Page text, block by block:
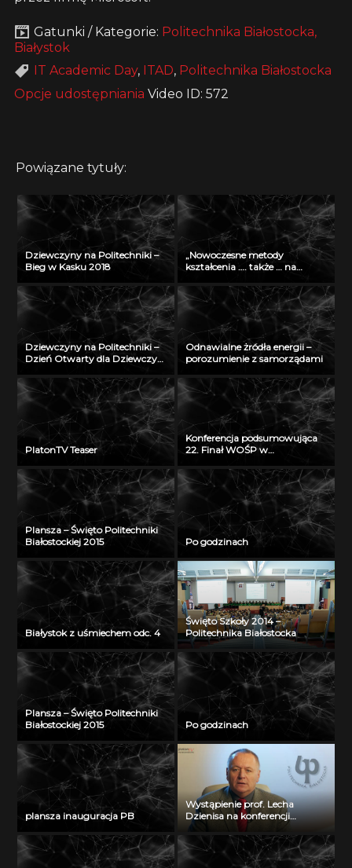
Gatunki / Kategorie: Politechnika Białostocka,
Białystok
IT Academic Day, ITAD, Politechnika Białostocka
Opcje udostępniania Video ID: 572
Powiązane tytuły:
Dziewczyny na Politechniki –
Bieg w Kasku 2018
„Nowoczesne metody
kształcenia …. także … na
Radiu Akadera – 11 grudzień
2012
Dziewczyny na Politechniki –
Dzień Otwarty dla Dziewczyn
Odnawialne żródła energii –
porozumienie z samorządami
PlatonTV Teaser
Konferencja podsumowująca
22. Finał WOŚP w
Plansza – Święto Politechniki
Białostockiej 2015
Po godzinach
Białystok z uśmiechem odc. 4
Święto Szkoły 2014 –
Politechnika Białostocka
Plansza – Święto Politechniki
Białostockiej 2015
Po godzinach
plansza inauguracja PB
Wystąpienie prof. Lecha
Dzienisa na konferencji
„Integration, partnership and
innovations in civil engineering
and education”